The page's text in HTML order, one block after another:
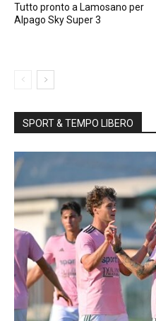
Tutto pronto a Lamosano per
Alpago Sky Super 3
SPORT & TEMPO LIBERO